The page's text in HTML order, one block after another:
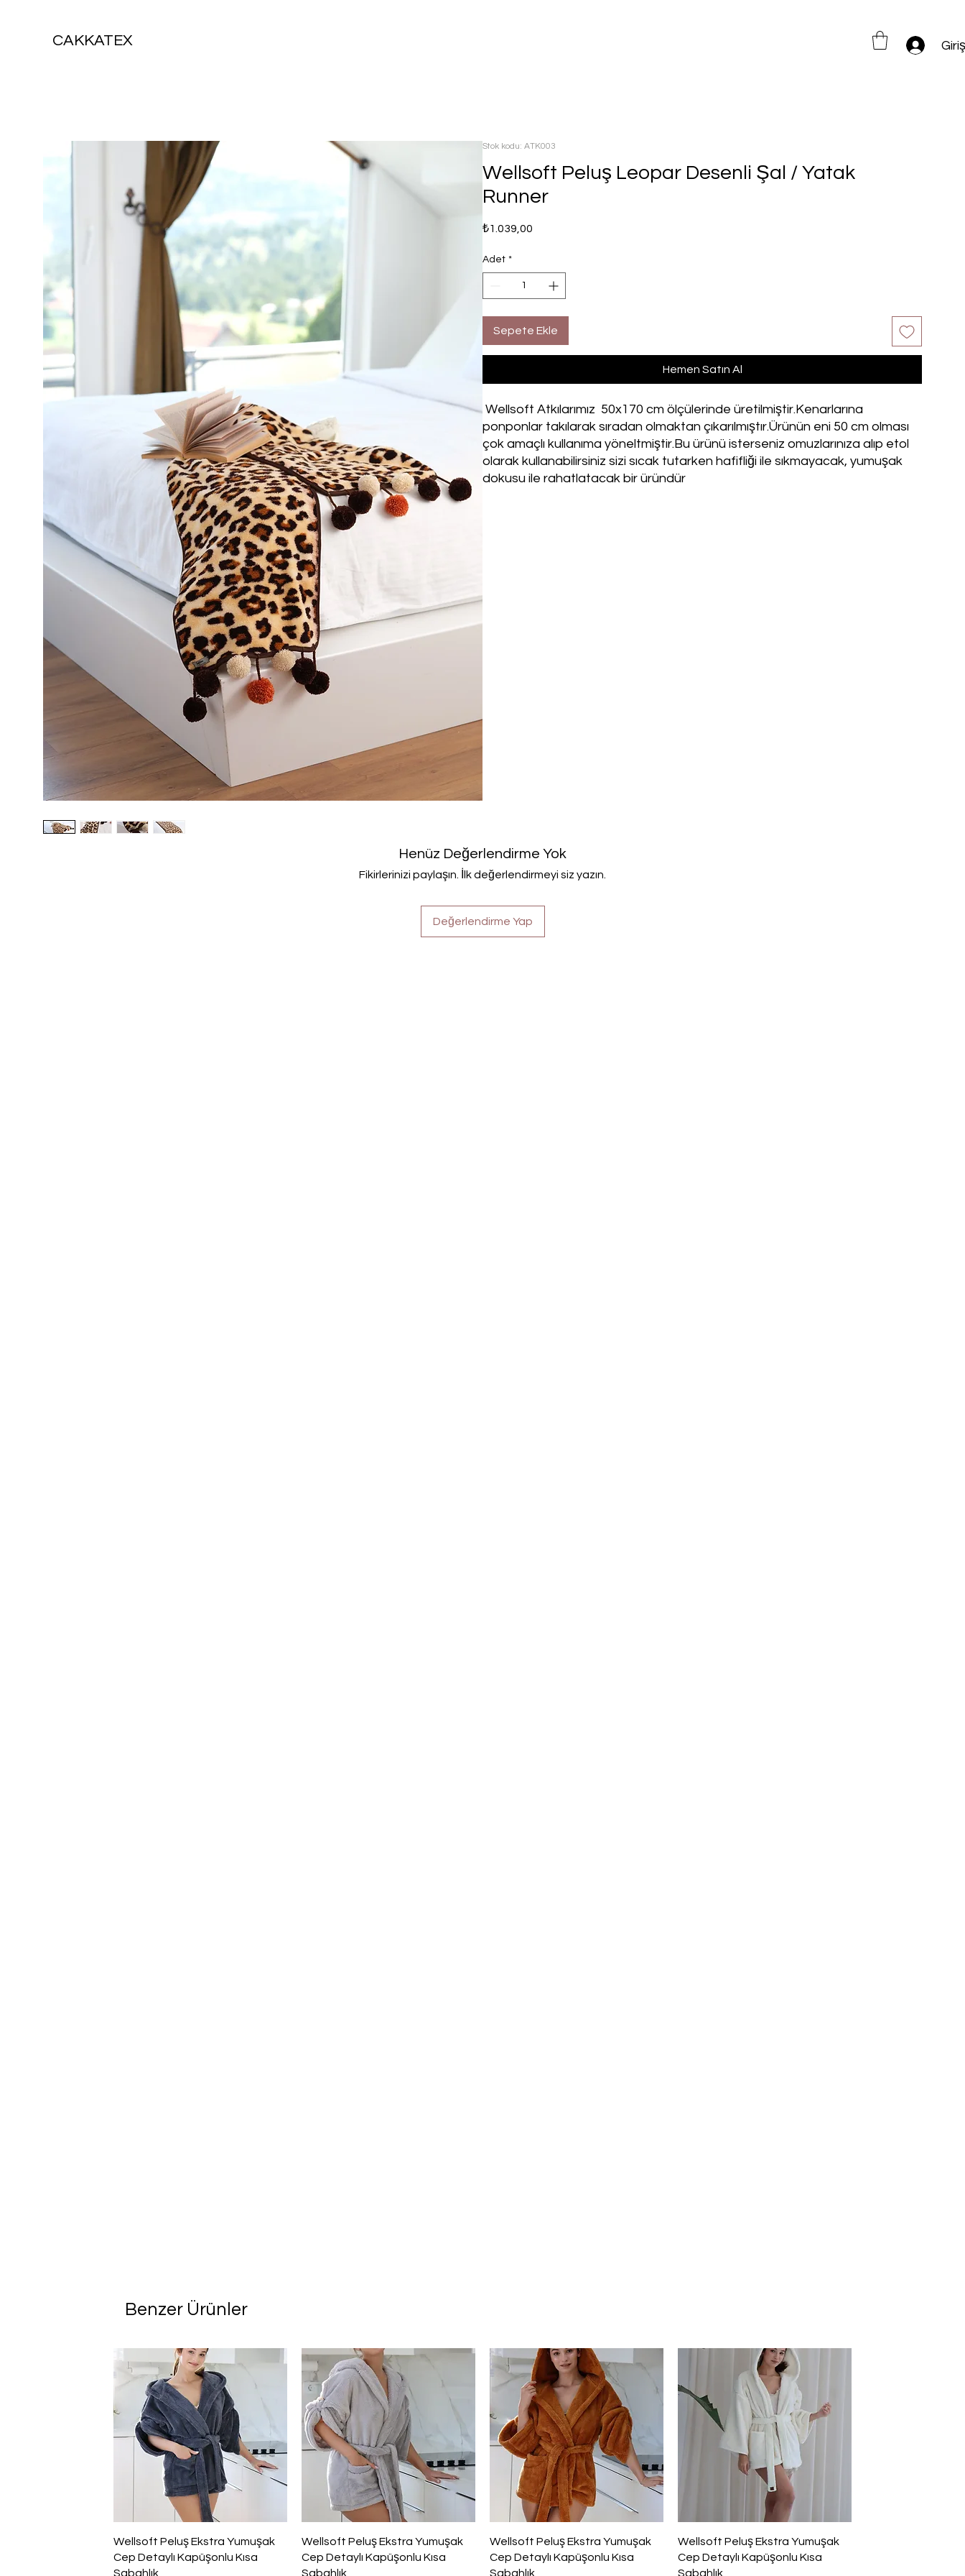
Benzer Ürünler
Hızlı Bakış
Wellsoft Peluş Ekstra Yumuşak
Cep Detaylı Kapüşonlu Kısa
Sabahlık
Hızlı Bakış
Wellsoft Peluş Ekstra Yumuşak
Cep Detaylı Kapüşonlu Kısa
Sabahlık
Hızlı Bakış
Wellsoft Peluş Ekstra Yumuşak
Cep Detaylı Kapüşonlu Kısa
Sabahlık
Hızlı Bakış
Wellsoft Peluş Ekstra Yumuşak
Cep Detaylı Kapüşonlu Kısa
Sabahlık
Stok kodu: ATK003
Wellsoft Peluş Leopar Desenli Şal / Yatak
Runner
₺1.039,00
Adet *
Sepete Ekle
Hemen Satın Al
Wellsoft Atkılarımız 50x170 cm ölçülerinde üretilmiştir.Kenarlarına
ponponlar takılarak sıradan olmaktan çıkarılmıştır.Ürünün eni 50 cm olması
çok amaçlı kullanıma yöneltmiştir.Bu ürünü isterseniz omuzlarınıza alıp etol
olarak kullanabilirsiniz sizi sıcak tutarken hafifliği ile sıkmayacak, yumuşak
dokusu ile rahatlatacak bir üründür
Henüz Değerlendirme Yok
Fikirlerinizi paylaşın. İlk değerlendirmeyi siz yazın.
Değerlendirme Yap
CAKKATEX